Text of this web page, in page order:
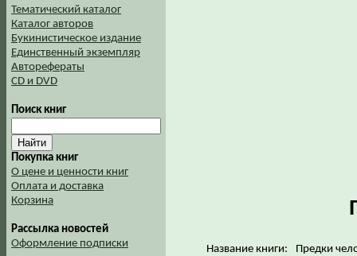
Тематический каталог
Каталог авторов
Букинистическое издание
Единственный экземпляр
Авторефераты
CD и DVD
Поиск книг
Покупка книг
О цене и ценности книг
Оплата и доставка
Корзина
Рассылка новостей
Оформление подписки
Название книги:
Предки